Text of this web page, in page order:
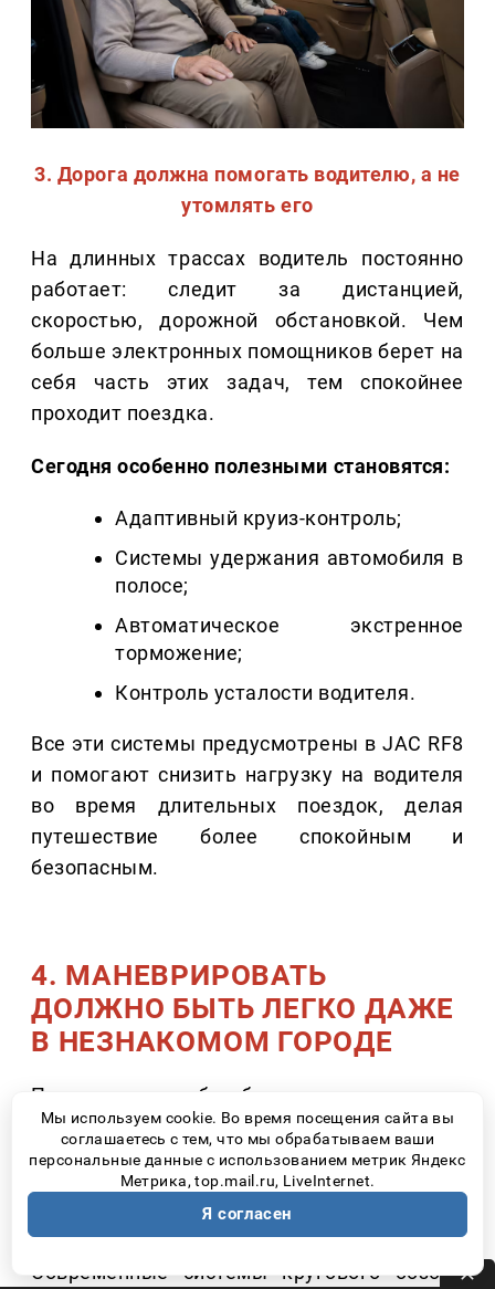
3. Дорога должна помогать водителю, а не
утомлять его
На длинных трассах водитель постоянно
работает: следит за дистанцией,
скоростью, дорожной обстановкой. Чем
больше электронных помощников берет на
себя часть этих задач, тем спокойнее
проходит поездка.
Сегодня особенно полезными становятся:
Адаптивный круиз-контроль;
Системы удержания автомобиля в
полосе;
Автоматическое экстренное
торможение;
Контроль усталости водителя.
Все эти системы предусмотрены в JAC RF8
и помогают снизить нагрузку на водителя
во время длительных поездок, делая
путешествие более спокойным и
безопасным.
4. МАНЕВРИРОВАТЬ
ДОЛЖНО БЫТЬ ЛЕГКО ДАЖЕ
В НЕЗНАКОМОМ ГОРОДЕ
Практически любое большое путешествие
заканчивается поиском парковки. Узкие
улицы, гостиничные дворы, туристические
центры – именно здесь многие начинают
переживать из-за размеров автомобиля.
Современные системы кругового обзора
Мы используем cookie. Во время посещения сайта вы
соглашаетесь с тем, что мы обрабатываем ваши
персональные данные с использованием метрик Яндекс
Метрика, top.mail.ru, LiveInternet.
Я согласен